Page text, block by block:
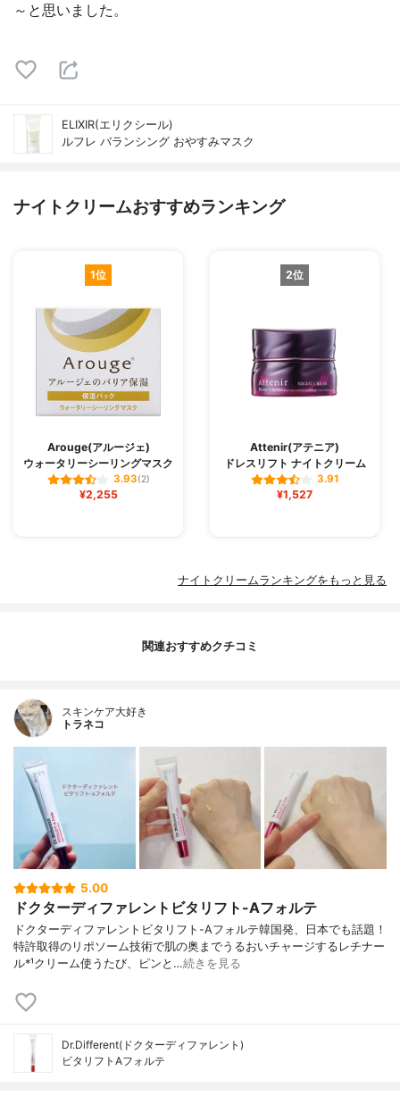
～と思いました。
ELIXIR(エリクシール)
ルフレ バランシング おやすみマスク
ナイトクリームおすすめランキング
1位
Arouge(アルージェ)
ウォータリーシーリングマスク
3.93(2)
¥2,255
2位
Attenir(アテニア)
ドレスリフト ナイトクリーム
3.91
¥1,527
ナイトクリームランキングをもっと見る
関連おすすめクチコミ
スキンケア大好き
トラネコ
5.00
ドクターディファレントビタリフト-Aフォルテ
ドクターディファレントビタリフト-Aフォルテ韓国発、日本でも話題！
特許取得のリポソーム技術で肌の奥までうるおいチャージするレチナー
ル*¹クリーム使うたび、ピンと…続きを見る
Dr.Different(ドクターディファレント)
ビタリフトAフォルテ